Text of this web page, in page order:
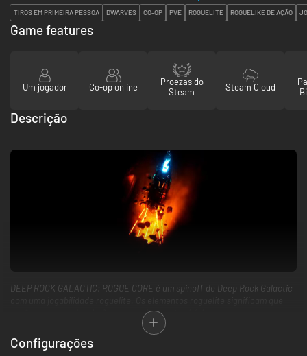
TIROS EM PRIMEIRA PESSOA DWARVES CO-OP PVE ROGUELITE ROGUELIKE DE AÇÃO
Game features
Um jogador Co-op online
Proezas do
Steam
Steam Cloud
Descrição
DEEP ROCK GALACTIC: ROGUE CORE é um spinoff de Deep Rock Galactic
você começa cada missão com equipamentos básicos, e
cooperativamente melhora seus poderes, armas e habilidades conforme
joga. Será necessário pensar rápido e trabalhar com sua equipe em cada
partida para criar as sinergias mais poderosas que puderem.
Configurações